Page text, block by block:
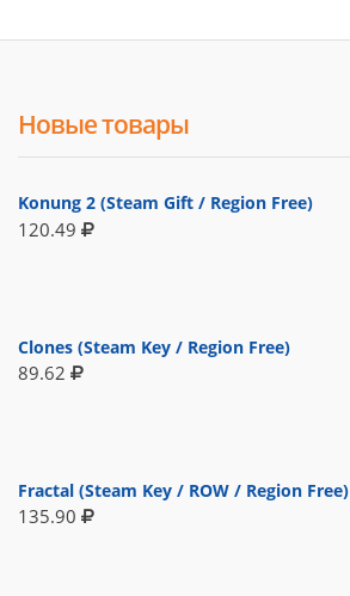
Новые товары
Konung 2 (Steam Gift / Region Free)
120.49
Clones (Steam Key / Region Free)
89.62
Fractal (Steam Key / ROW / Region Free)
135.90